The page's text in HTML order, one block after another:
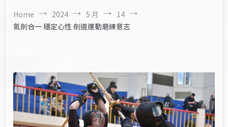
Home 2024 5 月
14
氣劍合一 穩定心性 劍道運動磨練意志